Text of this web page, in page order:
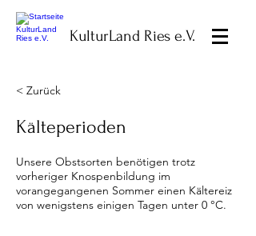
KulturLand Ries e.V.
< Zurück
Kälteperioden
Unsere Obstsorten benötigen trotz
vorheriger Knospenbildung im
vorangegangenen Sommer einen Kältereiz
von wenigstens einigen Tagen unter 0 °C.